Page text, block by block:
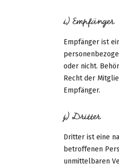
i) Empfänger
Empfänger ist
oder nicht.
Recht der
Empfänger.
j) Dritter
Dritter ist eine
betroffenen
unmittelbaren